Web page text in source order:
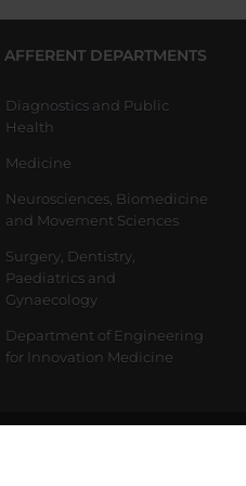
AFFERENT DEPARTMENTS
Diagnostics and Public
Health
Medicine
Neurosciences, Biomedicine
and Movement Sciences
Surgery, Dentistry,
Paediatrics and
Gynaecology
Department of Engineering
for Innovation Medicine